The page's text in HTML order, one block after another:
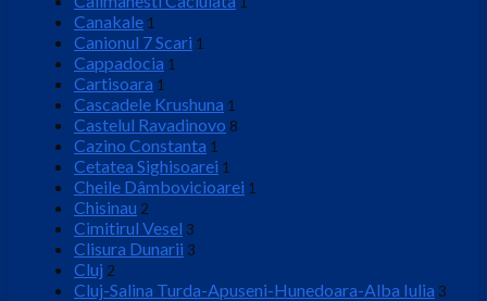
Canakale 1
Canionul 7 Scari 1
Cappadocia 1
Cartisoara 1
Cascadele Krushuna 1
Castelul Ravadinovo 8
Cazino Constanta 1
Cetatea Sighisoarei 1
Cheile Dâmbovicioarei 1
Chisinau 2
Cimitirul Vesel 3
Clisura Dunarii 3
Cluj 2
Cluj-Salina Turda-Apuseni-Hunedoara-Alba Iulia 3